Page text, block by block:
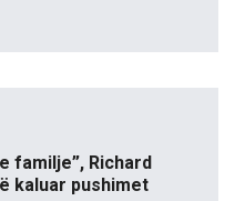
familje”, Richard
kaluar pushimet